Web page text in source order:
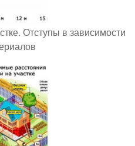
Отступы в зависимости